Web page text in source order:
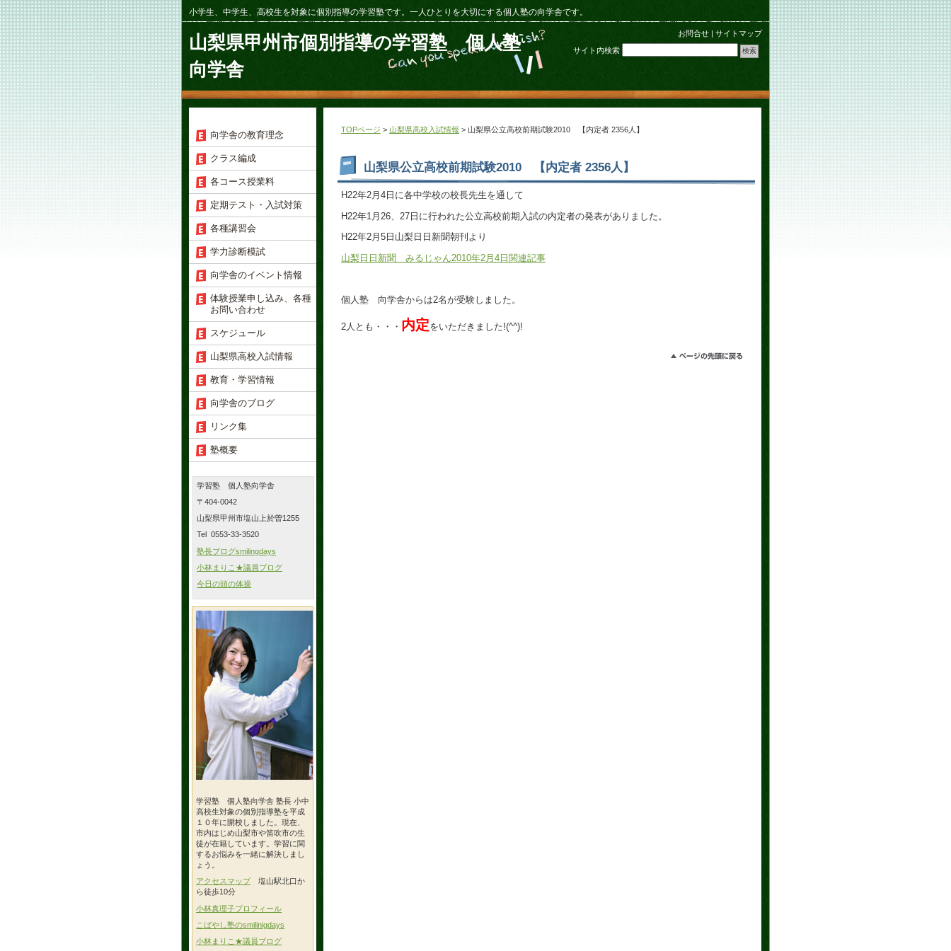
小学生、中学生、高校生を対象に個別指導の学習塾です。一人ひとりを大切にする個人塾の向学舎です。
山梨県甲州市個別指導の学習塾 個人塾
向学舎
お問合せ | サイトマップ
サイト内検索
TOPページ > 山梨県高校入試情報 > 山梨県公立高校前期試験2010 【内定者 2356人】
山梨県公立高校前期試験2010 【内定者 2356人】
H22年2月4日に各中学校の校長先生を通して
H22年1月26、27日に行われた公立高校前期入試の内定者の発表がありました。
H22年2月5日山梨日日新聞朝刊より
山梨日日新聞 みるじゃん2010年2月4日関連記事
個人塾 向学舎からは2名が受験しました。
2人とも・・・ 内定をいただきました!(^^)!
向学舎の教育理念
クラス編成
各コース授業料
定期テスト・入試対策
各種講習会
学力診断模試
向学舎のイベント情報
体験授業申し込み、各種
お問い合わせ
スケジュール
山梨県高校入試情報
教育・学習情報
向学舎のブログ
リンク集
塾概要
学習塾 個人塾向学舎
〒404-0042
山梨県甲州市塩山上於曽1255
Tel 0553-33-3520
塾長ブログsmilingdays
小林まりこ★議員ブログ
今日の頭の体操
学習塾 個人塾向学舎 塾長 小中
高校生対象の個別指導塾を平成
１０年に開校しました。現在、
市内はじめ山梨市や笛吹市の生
徒が在籍しています。学習に関
するお悩みを一緒に解決しまし
ょう。
アクセスマップ 塩山駅北口か
ら徒歩10分
小林真理子プロフィール
こばやし塾のsmilinigdays
小林まりこ★議員ブログ